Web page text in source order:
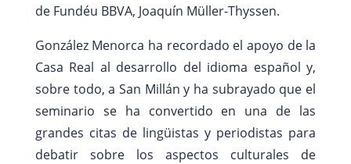
de Fundéu BBVA, Joaquín Müller-Thyssen.
González Menorca ha recordado el apoyo de la
Casa Real al desarrollo del idioma español y,
sobre todo, a San Millán y ha subrayado que el
seminario se ha convertido en una de las
grandes citas de lingüistas y periodistas para
debatir sobre los aspectos culturales de